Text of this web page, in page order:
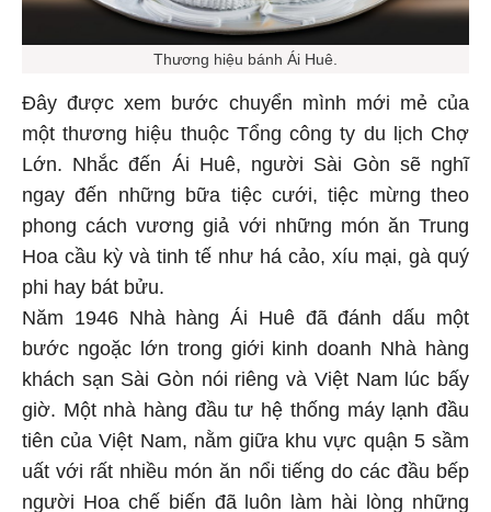
Thương hiệu bánh Ái Huê.
Đây được xem bước chuyển mình mới mẻ của
một thương hiệu thuộc Tổng công ty du lịch Chợ
Lớn. Nhắc đến Ái Huê, người Sài Gòn sẽ nghĩ
ngay đến những bữa tiệc cưới, tiệc mừng theo
phong cách vương giả với những món ăn Trung
Hoa cầu kỳ và tinh tế như há cảo, xíu mại, gà quý
phi hay bát bửu.
Năm 1946 Nhà hàng Ái Huê đã đánh dấu một
bước ngoặc lớn trong giới kinh doanh Nhà hàng
khách sạn Sài Gòn nói riêng và Việt Nam lúc bấy
giờ. Một nhà hàng đầu tư hệ thống máy lạnh đầu
tiên của Việt Nam, nằm giữa khu vực quận 5 sầm
uất với rất nhiều món ăn nổi tiếng do các đầu bếp
người Hoa chế biến đã luôn làm hài lòng những